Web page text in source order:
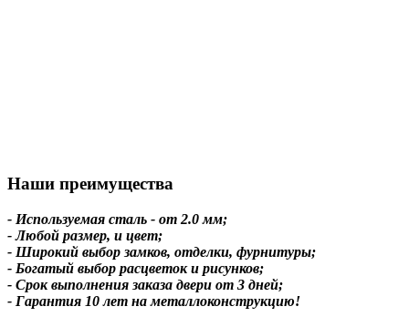
Наши преимущества
- Используемая сталь - от 2.0 мм;
- Любой размер, и цвет;
- Широкий выбор замков, отделки, фурнитуры;
- Богатый выбор расцветок и рисунков;
- Срок выполнения заказа двери от 3 дней;
- Гарантия 10 лет на металлоконструкцию!